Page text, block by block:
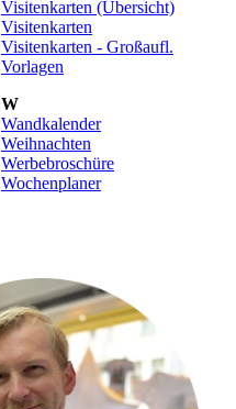
Visitenkarten (Übersicht)
Visitenkarten
Visitenkarten - Großaufl.
Vorlagen
W
Wandkalender
Weihnachten
Werbebroschüre
Wochenplaner